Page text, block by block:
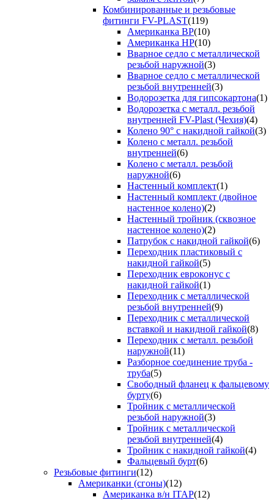
Комбинированные и резьбовые
фитинги FV-PLAST(119)
Американка ВР(10)
Американка НР(10)
Вварное седло с металлической
резьбой наружной(3)
Вварное седло с металлической
резьбой внутренней(3)
Водорозетка для гипсокартона(1)
Водорозетка с металл. резьбой
внутренней FV-Plast (Чехия)(4)
Колено 90° с накидной гайкой(3)
Колено с металл. резьбой
внутренней(6)
Колено с металл. резьбой
наружной(6)
Настенный комплект(1)
Настенный комплект (двойное
настенное колено)(2)
Настенный тройник (сквозное
настенное колено)(2)
Патрубок с накидной гайкой(6)
Переходник пластиковый с
накидной гайкой(5)
Переходник евроконус с
накидной гайкой(1)
Переходник с металлической
резьбой внутренней(9)
Переходник с металлической
вставкой и накидной гайкой(8)
Переходник с металл. резьбой
наружной(11)
Разборное соединение труба -
труба(5)
Свободный фланец к фальцевому
бурту(6)
Тройник с металлической
резьбой наружной(3)
Тройник с металлической
резьбой внутренней(4)
Тройник с накидной гайкой(4)
Фальцевый бурт(6)
Резьбовые фитинги(12)
Американки (сгоны)(12)
Американка в/н ITAP(12)